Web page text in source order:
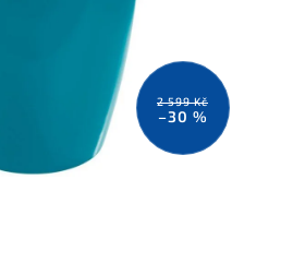
2 599 Kč
–30 %